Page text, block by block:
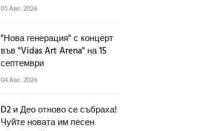
05 Авг. 2026
"Нова генерация" с концерт
във "Vidas Art Arena" на 15
септември
04 Авг. 2026
D2 и Део отново се събраха!
Чуйте новата им песен